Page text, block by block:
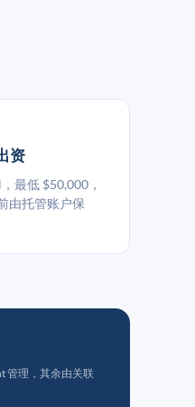
资
最低 $50,000，
由托管账户保
管理，其余由关联